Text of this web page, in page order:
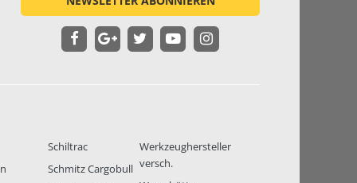
Schiltrac
Schmitz Cargobull
Werkzeughersteller
versch.